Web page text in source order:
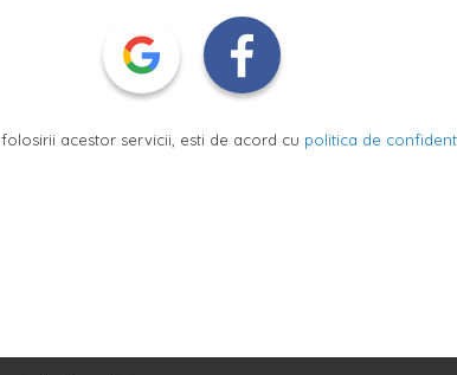
acestor servicii, esti de acord cu politica de